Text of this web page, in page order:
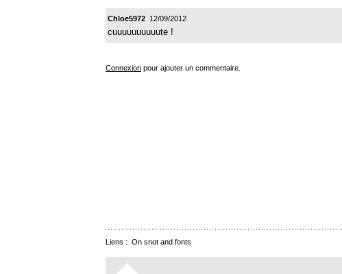
Chloe5972 12/09/2012
cuuuuuuuuuute !
Connexion pour ajouter un commentaire.
Liens : On snot and fonts